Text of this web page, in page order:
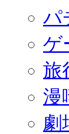
パ
ゲ
旅
漫
劇